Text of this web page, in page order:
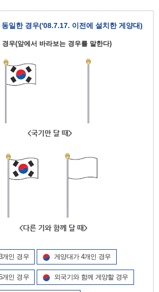
일한 경우('08.7.17. 이전에 설치한 게양대)
우(앞에서 바라보는 경우를 말한다)
개인 경우 게양대가 4개인 경우
개인 경우 외국기와 함께 게양할 경우